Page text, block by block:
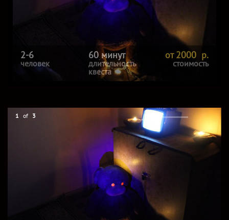
2-6
человек
60 минут
длительность
квеста
от 2000 р.
стоимость
1 of 3